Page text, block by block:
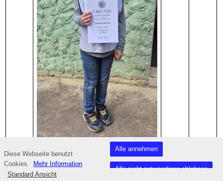
Standard Ansicht
Diese Webseite benutzt
Cookies.
Mehr Information
Alle annehmen
Alle nicht notwendigen ablehnen